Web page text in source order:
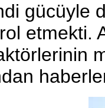
gücüyle
etmekti.